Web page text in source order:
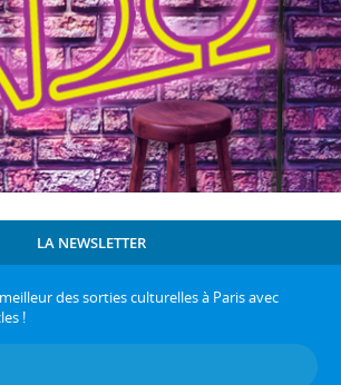
LA NEWSLETTER
des sorties culturelles à Paris avec
!